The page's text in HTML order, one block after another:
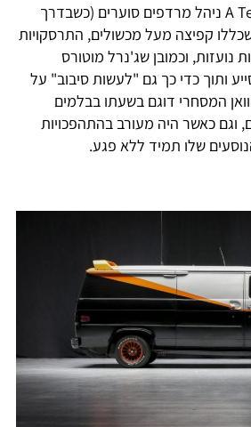
הוואן הספציפי של A Team ניהל מרדפים סוערים (כשבדרך
קפיצה מעל מכשולים, התרסקויות
נועזות, וכמובן שג'נרל מוטורס
ותוך כדי כך גם "לעשות סיבוב" על
המסחרי דוגם בשעתו בבלמים
וגם כאשר היה מעורב בהתהפכויות
שלו תמיד ללא פגע.